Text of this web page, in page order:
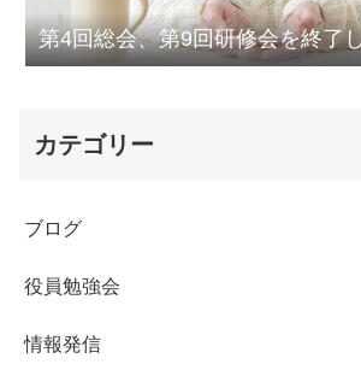
第4回総会、第9回研修会を終了
カテゴリー
ブログ
役員勉強会
情報発信